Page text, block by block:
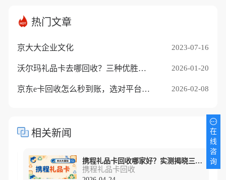
热门文章
京大大企业文化 2023-07-16
沃尔玛礼品卡去哪回收？三种优胜途径推荐 2026-01-20
京东e卡回收怎么秒到账，选对平台是关键 2026-02-08
相关新闻
携程礼品卡回收哪家好？实测揭晓三类平台
携程礼品卡回收
在
线
咨
询